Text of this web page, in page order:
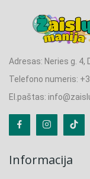
Adresas: Neries g. 4,
Telefono numeris:
El.paštas:
Informacija